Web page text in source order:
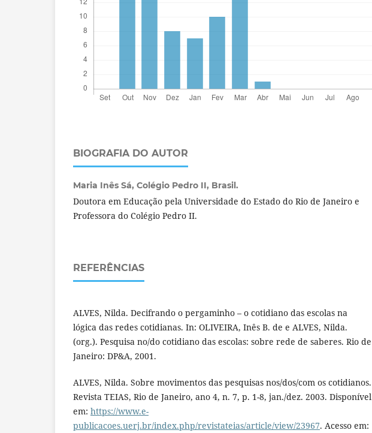
BIOGRAFIA DO AUTOR
Maria Inês Sá, Colégio Pedro II, Brasil.
Doutora em Educação pela Universidade do Estado do Rio de Janeiro e
Professora do Colégio Pedro II.
REFERÊNCIAS
ALVES, Nilda. Decifrando o pergaminho – o cotidiano das escolas na
lógica das redes cotidianas. In: OLIVEIRA, Inês B. de e ALVES, Nilda.
(org.). Pesquisa no/do cotidiano das escolas: sobre rede de saberes. Rio de
Janeiro: DP&A, 2001.
ALVES, Nilda. Sobre movimentos das pesquisas nos/dos/com os cotidianos.
Revista TEIAS, Rio de Janeiro, ano 4, n. 7, p. 1-8, jan./dez. 2003. Disponível
em: https://www.e-
publicacoes.uerj.br/index.php/revistateias/article/view/23967. Acesso em: